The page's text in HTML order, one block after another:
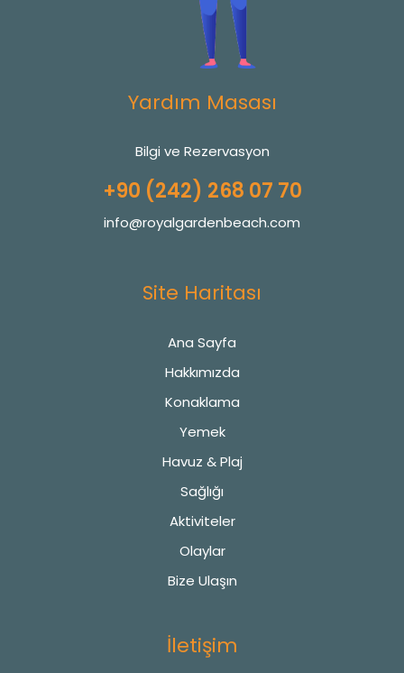
Yardım Masası
Bilgi ve Rezervasyon
+90 (242) 268 07 70
info@royalgardenbeach.com
Site Haritası
Ana Sayfa
Hakkımızda
Konaklama
Yemek
Havuz & Plaj
Sağlığı
Aktiviteler
Olaylar
Bize Ulaşın
İletişim